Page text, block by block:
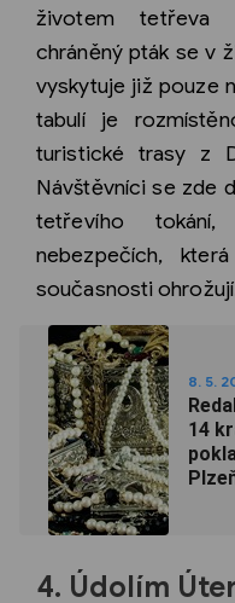
životem tetřeva
chráněný pták se v
vyskytuje již pouze
tabulí je
turistické trasy z
Návštěvníci se zde
tetřevího
nebezpečích,
současnosti
8. 5.
14
4. Údolím